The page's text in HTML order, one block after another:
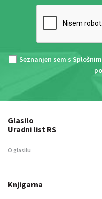
Seznanjen sem s
Glasilo
Uradni list RS
O glasilu
Knjigarna